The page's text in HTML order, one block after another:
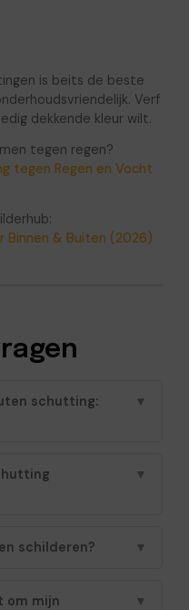
is beits de beste
Verf
dekkende kleur wilt.
tegen regen?
tegen Regen en Vocht
Binnen & Buiten (2026)
schutting:
▼
▼
schilderen? ▼
om mijn
▼